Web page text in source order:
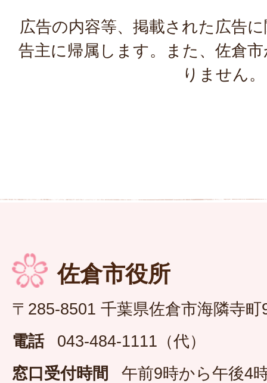
広告の内容等、掲載された広告
告主に帰属します。また、佐倉
りません。
佐倉市役所
〒285-8501 千葉県佐倉市海隣寺町
電話
043-484-1111（代）
窓口受付時間
午前9時から午後4